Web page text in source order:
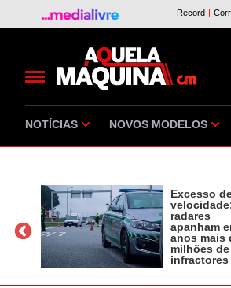
NOTÍCIAS NOVOS MODELOS
Excesso
radares
apanham
anos mais
milhões de
infractores